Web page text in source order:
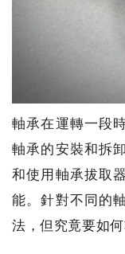
軸承在運轉一段
軸承的安裝和拆
和使用軸承拔取
能。針對不同的
法，但究竟要如